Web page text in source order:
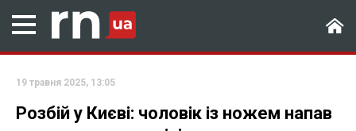
19 травня 2025, 13:05
Розбій у Києві: чоловік із ножем напав